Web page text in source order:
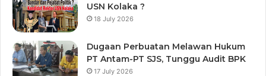
USN Kolaka ?
18 July 2026
Dugaan Perbuatan Melawan Hukum
PT Antam-PT SJS, Tunggu Audit BPK
17 July 2026